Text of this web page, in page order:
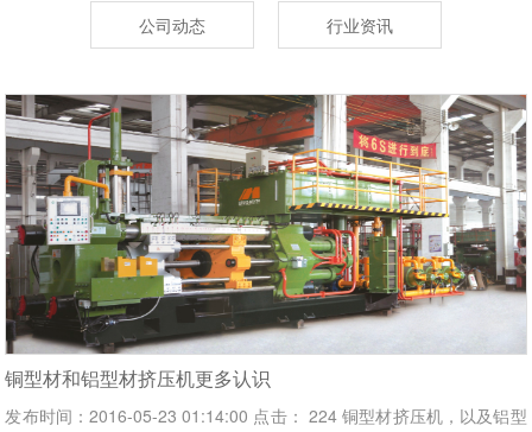
公司动态 行业资讯
铜型材和铝型材挤压机更多认识
发布时间：2016-05-23 01:14:00 点击： 224 铜型材挤压机，以及铝型